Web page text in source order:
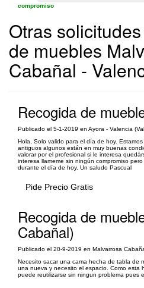
compromiso
Otras
de muebles
Cabañal -
Recogida de
Publicado el 5-1-2019 en Ayora - Valencia
Hola, Solo valido para el día de hoy.
antiguos algunos están en muy buenas
valorar por el profesional si le interesa
interesa llameme sin ningún compromiso
durante el día de hoy. Un saludo Pascual
Pide Precio Gratis
Recogida de
Cabañal)
Publicado el 20-9-2019 en Malvarrosa
Necesito sacar una cama hecha de tabla de
una nueva y necesito el espacio. Como esta
puede reutilizarse sin ningun problema pues